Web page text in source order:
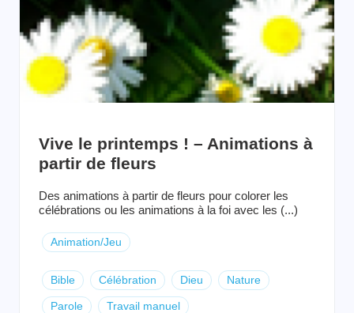
Vive le printemps ! – Animations à
partir de fleurs
Des animations à partir de fleurs pour colorer les
célébrations ou les animations à la foi avec les (...)
Animation/Jeu
Bible Célébration Dieu Nature
Parole Travail manuel